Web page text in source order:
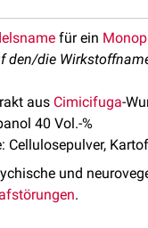
für ein
den/die
aus Cimicifuga-
40 Vol.-%
Cellulosepulver,
und
.